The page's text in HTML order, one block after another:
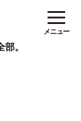
。
メニュー